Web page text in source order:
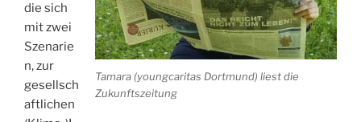
Tamara (youngcaritas Dortmund) liest die
Zukunftszeitung
die sich
mit zwei
Szenarie
n, zur
gesellsch
aftlichen